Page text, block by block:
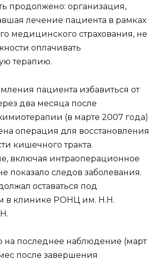
продолжено: организация,
лечение пациента в рамках
медицинского страхования, не
оплачивать
терапию.
пациента избавиться от
два месяца после
(в марте 2007 года)
операция для восстановления
кишечного тракта.
включая интраоперационное
показало следов заболевания.
оставаться под
в клинике РОНЦ им. Н.Н.
на последнее наблюдение (март
после завершения